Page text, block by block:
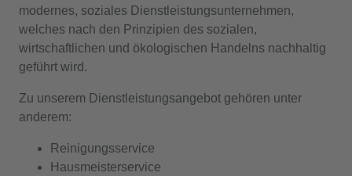
modernes, soziales Dienstleistungsunternehmen,
welches nach den Prinzipien des sozialen,
wirtschaftlichen und ökologischen Handelns nachhaltig
geführt wird.
Zu unserem Dienstleistungsangebot gehören unter
anderem:
Reinigungsservice
Hausmeisterservice